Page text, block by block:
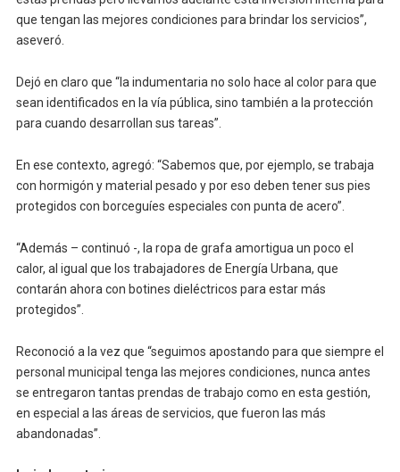
que tengan las mejores condiciones para brindar los servicios”,
aseveró.
Dejó en claro que “la indumentaria no solo hace al color para que
sean identificados en la vía pública, sino también a la protección
para cuando desarrollan sus tareas”.
En ese contexto, agregó: “Sabemos que, por ejemplo, se trabaja
con hormigón y material pesado y por eso deben tener sus pies
protegidos con borceguíes especiales con punta de acero”.
“Además – continuó -, la ropa de grafa amortigua un poco el
calor, al igual que los trabajadores de Energía Urbana, que
contarán ahora con botines dieléctricos para estar más
protegidos”.
Reconoció a la vez que “seguimos apostando para que siempre el
personal municipal tenga las mejores condiciones, nunca antes
se entregaron tantas prendas de trabajo como en esta gestión,
en especial a las áreas de servicios, que fueron las más
abandonadas”.